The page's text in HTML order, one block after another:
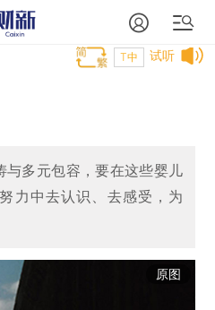
试听
T中
与多元包容，要在这些婴儿
力中去认识、去感受，为
原图